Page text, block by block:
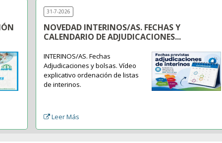
31-7-2026
NOVEDAD INTERINOS/AS. FECHAS Y
CALENDARIO DE ADJUDICACIONES...
INTERINOS/AS. Fechas
Adjudicaciones y bolsas. Vídeo
explicativo ordenación de listas
de interinos.
Leer Más